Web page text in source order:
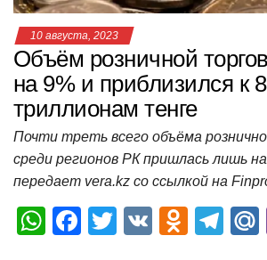
10 августа, 2023
Объём розничной
на 9% и приблизился к 8
триллионам тенге
Почти треть всего объёма
среди регионов РК пришлась лишь
передает vera.kz со ссылкой на
W
F
T
V
O
T